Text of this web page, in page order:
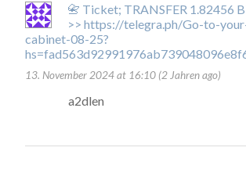
📇 Ticket; TRANSFER 1.82456
>> https://telegra.ph/Go-to-
cabinet-08-25?
13. November 2024 at 16:10 (2 Jahren ago)
a2dlen